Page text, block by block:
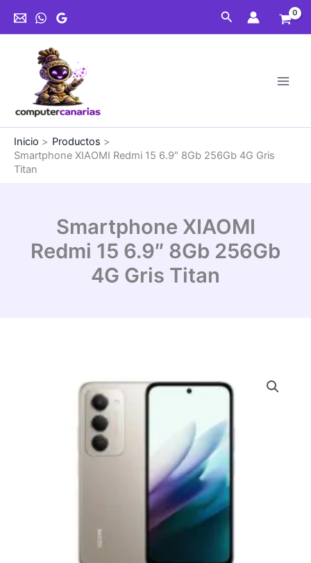
Buscar
Inicio
Productos
Smartphone XIAOMI Redmi 15 6.9″ 8Gb 256Gb 4G Gris
Titan
Smartphone XIAOMI
Redmi 15 6.9″ 8Gb 256Gb
4G Gris Titan